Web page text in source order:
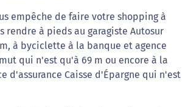
empêche de faire votre shopping à
rendre à pieds au garagiste Autosur
à byciclette à la banque et agence
qui n'est qu'à 69 m ou encore à la
d'assurance Caisse d'Épargne qui n'est